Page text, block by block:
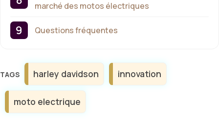
marché des motos électriques
Questions fréquentes
Étiquettes
harley davidson innovation
moto electrique